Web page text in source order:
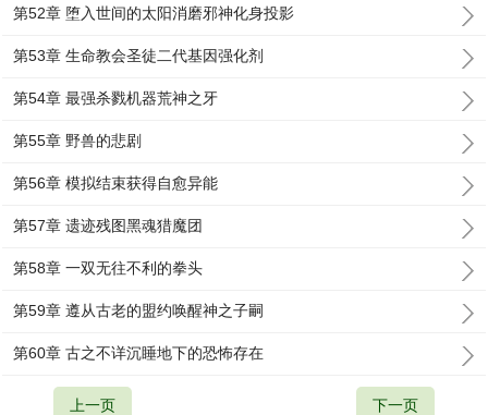
第52章 堕入世间的太阳消磨邪神化身投影
第53章 生命教会圣徒二代基因强化剂
第54章 最强杀戮机器荒神之牙
第55章 野兽的悲剧
第56章 模拟结束获得自愈异能
第57章 遗迹残图黑魂猎魔团
第58章 一双无往不利的拳头
第59章 遵从古老的盟约唤醒神之子嗣
第60章 古之不详沉睡地下的恐怖存在
上一页 下一页